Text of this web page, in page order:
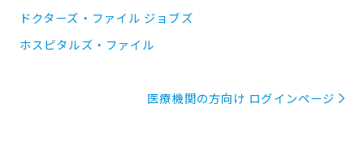
ドクターズ・ファイル ジョブズ
ホスピタルズ・ファイル
医療機関の方向け ログインページ